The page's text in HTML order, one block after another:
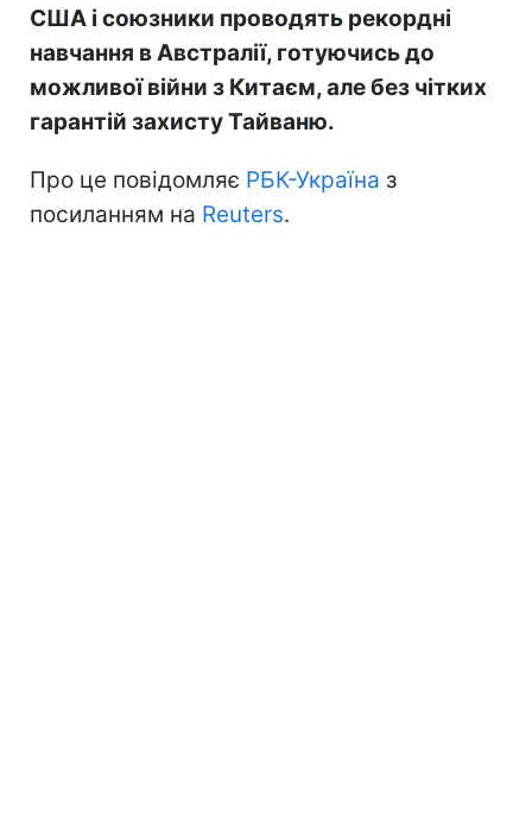
США і союзники проводять рекордні
навчання в Австралії, готуючись до
можливої війни з Китаєм, але без чітких
гарантій захисту Тайваню.
Про це повідомляє РБК-Україна з
посиланням на Reuters.